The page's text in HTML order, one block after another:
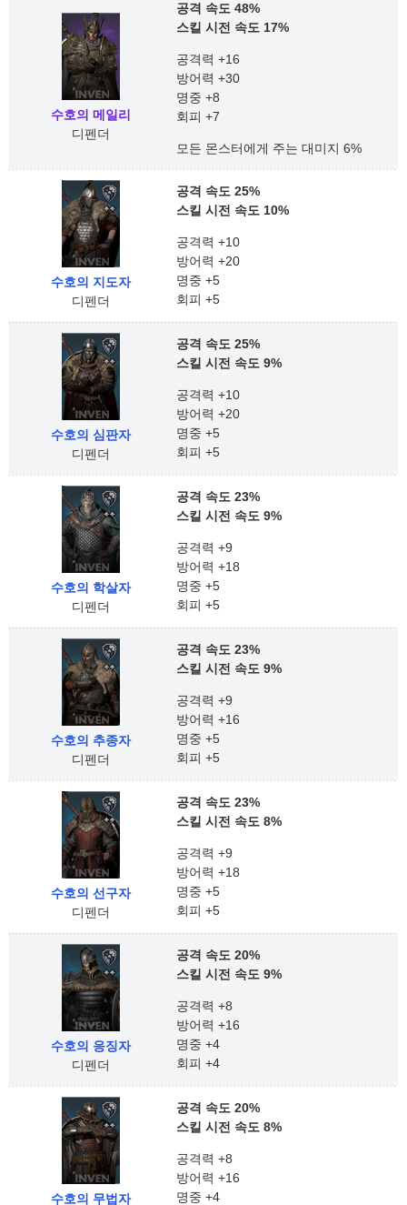
수호의 메일리
디펜더
공격 속도 48%
스킬 시전 속도 17%
공격력 +16
방어력 +30
명중 +8
회피 +7
모든 몬스터에게 주는 대미지 6%
수호의 지도자
디펜더
공격 속도 25%
스킬 시전 속도 10%
공격력 +10
방어력 +20
명중 +5
회피 +5
수호의 심판자
디펜더
공격 속도 25%
스킬 시전 속도 9%
공격력 +10
방어력 +20
명중 +5
회피 +5
수호의 학살자
디펜더
공격 속도 23%
스킬 시전 속도 9%
공격력 +9
방어력 +18
명중 +5
회피 +5
수호의 추종자
디펜더
공격 속도 23%
스킬 시전 속도 9%
공격력 +9
방어력 +16
명중 +5
회피 +5
수호의 선구자
디펜더
공격 속도 23%
스킬 시전 속도 8%
공격력 +9
방어력 +18
명중 +5
회피 +5
수호의 응징자
디펜더
공격 속도 20%
스킬 시전 속도 9%
공격력 +8
방어력 +16
명중 +4
회피 +4
수호의 무법자
공격 속도 20%
스킬 시전 속도 8%
공격력 +8
방어력 +16
명중 +4